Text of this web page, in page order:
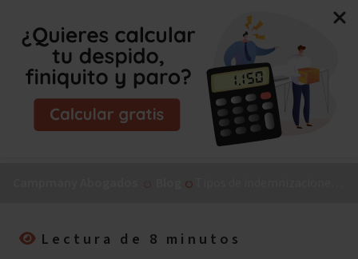
Nuevo libro de Jorge Campmany:
El Método MAPA, la
guía paso a paso para tu incapacidad permanente.
¡Consíguelo ya!
Lectura de 8 minutos